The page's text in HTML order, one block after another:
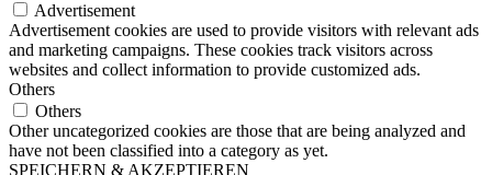
Advertisement
Advertisement cookies are used to provide visitors with relevant ads
and marketing campaigns. These cookies track visitors across
websites and collect information to provide customized ads.
Others
Others
Other uncategorized cookies are those that are being analyzed and
have not been classified into a category as yet.
SPEICHERN & AKZEPTIEREN